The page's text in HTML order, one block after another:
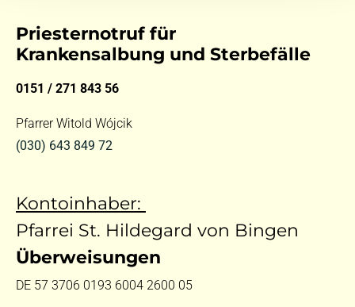
Priesternotruf für
Krankensalbung und Sterbefälle
0151 / 271 843 56
Pfarrer Witold Wójcik
(030) 643 849 72
Kontoinhaber:
Pfarrei St. Hildegard von Bingen
Überweisungen
DE 57 3706 0193 6004 2600 05